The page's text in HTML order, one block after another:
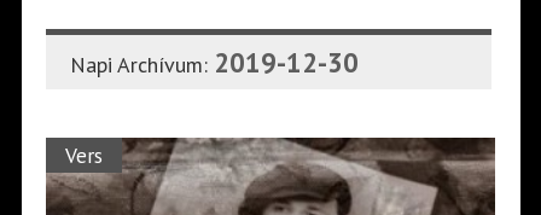
Napi Archívum: 2019-12-30
Vers